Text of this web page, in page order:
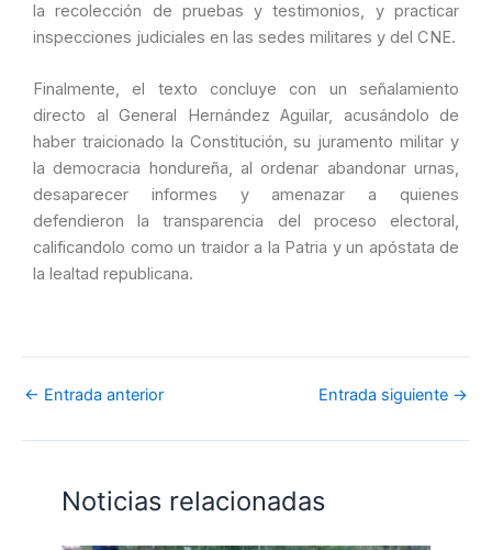
la recolección de pruebas y testimonios, y practicar
inspecciones judiciales en las sedes militares y del CNE.
Finalmente, el texto concluye con un señalamiento
directo al General Hernández Aguilar, acusándolo de
haber traicionado la Constitución, su juramento militar y
la democracia hondureña, al ordenar abandonar urnas,
desaparecer informes y amenazar a quienes
defendieron la transparencia del proceso electoral,
calificandolo como un traidor a la Patria y un apóstata de
la lealtad republicana.
← Entrada anterior Entrada siguiente →
Noticias relacionadas